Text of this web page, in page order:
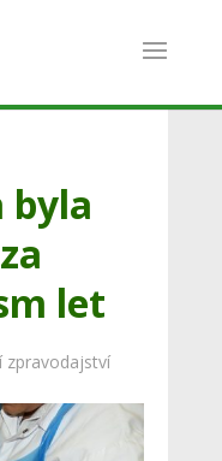
byla
let
zpravodajství